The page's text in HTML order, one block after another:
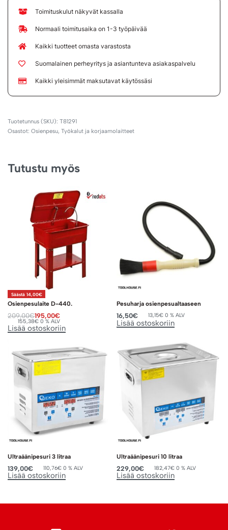
Toimituskulut näkyvät kassalla
Normaali toimitusaika on 1-3 työpäivää
Kaikki tuotteet omasta varastosta
Suomalainen perheyritys ja asiantunteva asiakaspalvelu
Kaikki yleisimmät maksutavat käytössäsi
T81291
Osastot: Osienpesu, Työkalut ja korjaamolaitteet
Tutustu myös
Säästä 14,00€
Osienpesulaite D-440.
209,00€195,00€
155,38€ 0 % ALV
Lisää ostoskoriin
Pesuharja osienpesualtaaseen
16,50€ 13,15€ 0 % ALV
Lisää ostoskoriin
Ultraäänipesuri 3 litraa
139,00€ 110,76€ 0 % ALV
Lisää ostoskoriin
Ultraäänipesuri 10 litraa
229,00€ 182,47€ 0 % ALV
Lisää ostoskoriin